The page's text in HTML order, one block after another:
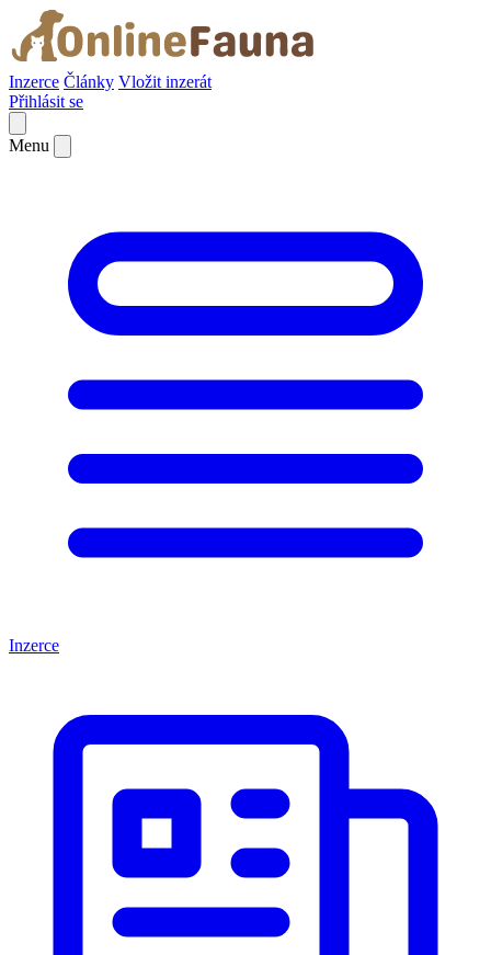
Inzerce Články Vložit inzerát
Přihlásit se
Menu
Inzerce